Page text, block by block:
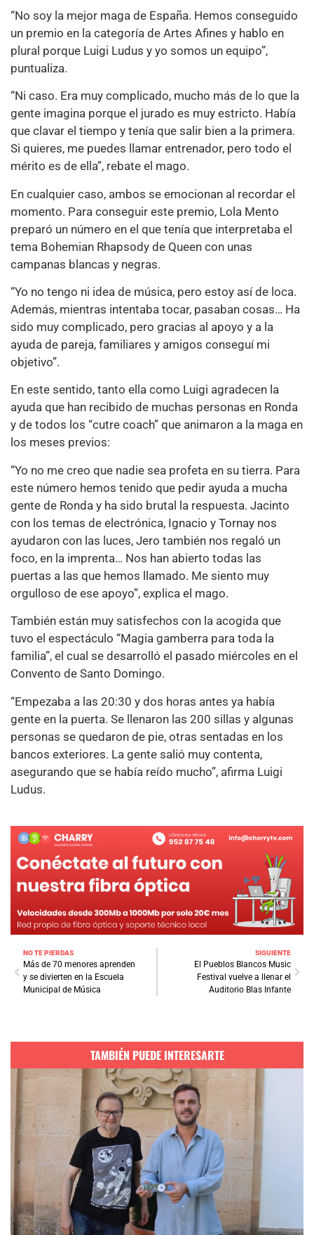
“No soy la mejor maga de España. Hemos conseguido
un premio en la categoría de Artes Afines y hablo en
plural porque Luigi Ludus y yo somos un equipo”,
puntualiza.
“Ni caso. Era muy complicado, mucho más de lo que la
gente imagina porque el jurado es muy estricto. Había
que clavar el tiempo y tenía que salir bien a la primera.
Si quieres, me puedes llamar entrenador, pero todo el
mérito es de ella”, rebate el mago.
En cualquier caso, ambos se emocionan al recordar el
momento. Para conseguir este premio, Lola Mento
preparó un número en el que tenía que interpretaba el
tema Bohemian Rhapsody de Queen con unas
campanas blancas y negras.
“Yo no tengo ni idea de música, pero estoy así de loca.
Además, mientras intentaba tocar, pasaban cosas… Ha
sido muy complicado, pero gracias al apoyo y a la
ayuda de pareja, familiares y amigos conseguí mi
objetivo”.
En este sentido, tanto ella como Luigi agradecen la
ayuda que han recibido de muchas personas en Ronda
y de todos los “cutre coach” que animaron a la maga en
los meses previos:
“Yo no me creo que nadie sea profeta en su tierra. Para
este número hemos tenido que pedir ayuda a mucha
gente de Ronda y ha sido brutal la respuesta. Jacinto
con los temas de electrónica, Ignacio y Tornay nos
ayudaron con las luces, Jero también nos regaló un
foco, en la imprenta… Nos han abierto todas las
puertas a las que hemos llamado. Me siento muy
orgulloso de ese apoyo”, explica el mago.
También están muy satisfechos con la acogida que
tuvo el espectáculo “Magia gamberra para toda la
familia”, el cual se desarrolló el pasado miércoles en el
Convento de Santo Domingo.
“Empezaba a las 20:30 y dos horas antes ya había
gente en la puerta. Se llenaron las 200 sillas y algunas
personas se quedaron de pie, otras sentadas en los
bancos exteriores. La gente salió muy contenta,
asegurando que se había reído mucho”, afirma Luigi
Ludus.
NO TE PIERDAS
Más de 70 menores aprenden
y se divierten en la Escuela
Municipal de Música
SIGUIENTE
El Pueblos Blancos Music
Festival vuelve a llenar el
Auditorio Blas Infante
TAMBIÉN PUEDE INTERESARTE